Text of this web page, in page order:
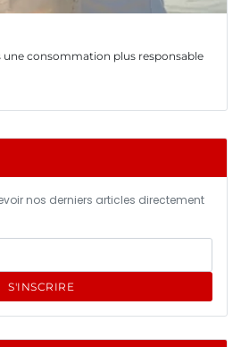
une consommation plus responsable
nos derniers articles directement
S'INSCRIRE